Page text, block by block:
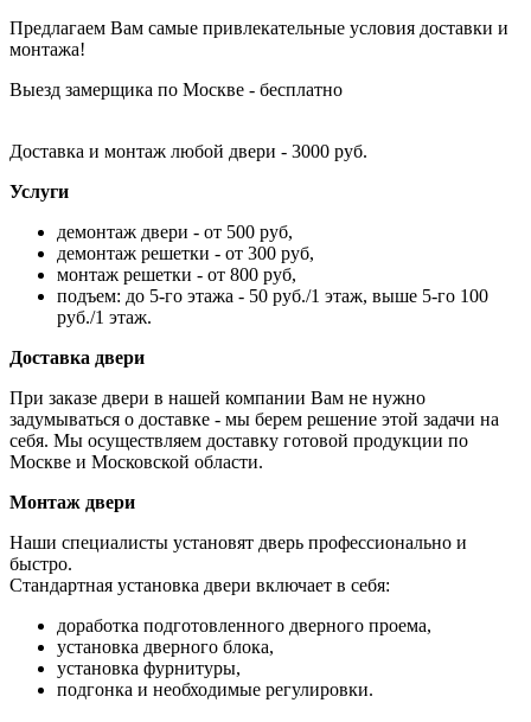
Предлагаем Вам самые привлекательные условия доставки и
монтажа!
Выезд замерщика по Москве - бесплатно
Доставка и монтаж любой двери - 3000 руб.
Услуги
демонтаж двери - от 500 руб,
демонтаж решетки - от 300 руб,
монтаж решетки - от 800 руб,
подъем: до 5-го этажа - 50 руб./1 этаж, выше 5-го 100
руб./1 этаж.
Доставка двери
При заказе двери в нашей компании Вам не нужно
задумываться о доставке - мы берем решение этой задачи на
себя. Мы осуществляем доставку готовой продукции по
Москве и Московской области.
Монтаж двери
Наши специалисты установят дверь профессионально и
быстро.
Стандартная установка двери включает в себя:
доработка подготовленного дверного проема,
установка дверного блока,
установка фурнитуры,
подгонка и необходимые регулировки.